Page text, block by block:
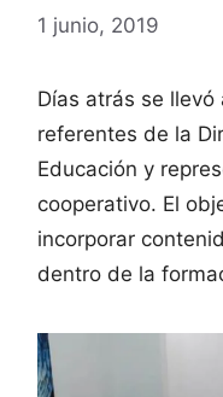
1 junio, 2019
Días atrás se
referentes de la
Educación y
cooperativo. El
incorporar
dentro de la